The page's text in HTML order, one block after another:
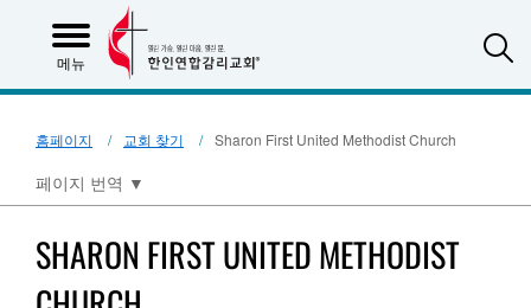
메뉴
홈페이지 교회 찾기 Sharon First United Methodist Church
페이지 번역 ▼
SHARON FIRST UNITED METHODIST